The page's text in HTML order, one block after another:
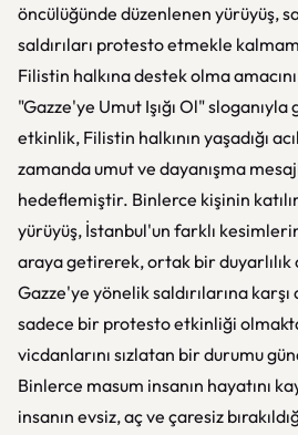
öncülüğünde düzenlenen yürüyüş,
saldırıları protesto etmekle
Filistin halkına destek olma
"Gazze'ye Umut Işığı Ol"
etkinlik, Filistin halkının yaşadığı
zamanda umut ve dayanışma
hedeflemiştir. Binlerce kişinin
yürüyüş, İstanbul'un farklı
araya getirerek, ortak bir
Gazze'ye yönelik saldırılarına
sadece bir protesto etkinliği
vicdanlarını sızlatan bir durumu
Binlerce masum insanın hayatını
insanın evsiz, aç ve çaresiz